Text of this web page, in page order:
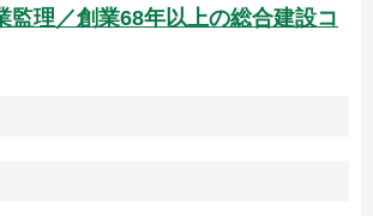
監理／創業68年以上の総合建設コ